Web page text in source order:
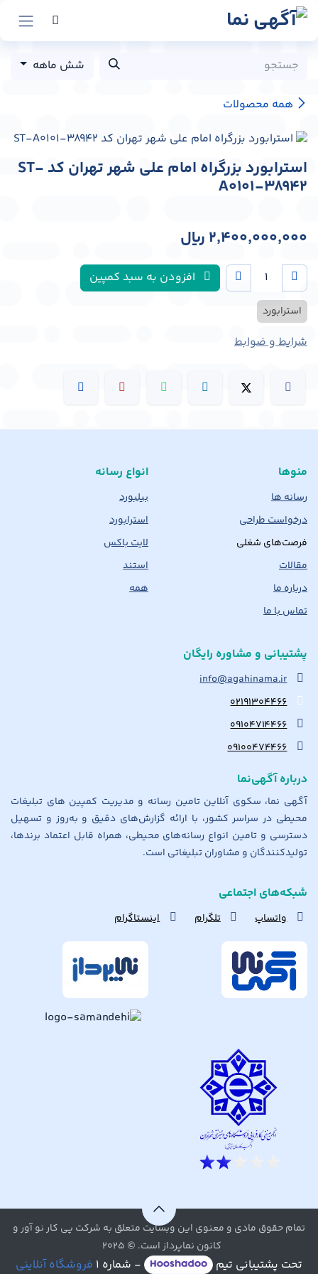
پرش به محتوا
همه محصولات
شش ماهه
استرابورد بزرگراه امام علی شهر تهران کد ST-
A0101-38942
2,400,000,000 ﷼
افزودن به سبد کمپین
استرابورد
شرایط و ضوابط
منوها
رسانه ها
درخواست طراحی
فرصت‌های شغلی
مقالات
درباره ما
تماس با ما
انواع رسانه
بیلبورد
استرابورد
لایت باکس
استند
همه
پشتیبانی و مشاوره رایگان
info@agahinama.ir
۰۲۱۹۱۳۰۴۴۶۶
۰۹۱۰۴۷۱۴۴۶۶
۰۹۱۰۰۴۷۴۴۶۶
درباره آگهی‌نما
آگهی نما، سکوی آنلاین تامین رسانه و مدیریت کمپین های تبلیغات
محیطی در سراسر کشور، با ارائه گزارش‌های دقیق و به‌روز و تسهیل
دسترسی و تامین انواع رسانه‌های محیطی، همراه قابل اعتماد برندها،
تولیدکنندگان و مشاوران تبلیغاتی است.
شبکه‌های اجتماعی
واتساپ تلگرام اینستاگرام
تمام حقوق مادی و معنوی این وبسایت متعلق به شرکت پی کار نو آور و
کانون نماپرداز است. © ۲۰۲۵
تحت پشتیبانی تیم - شماره ۱ فروشگاه آنلاینی